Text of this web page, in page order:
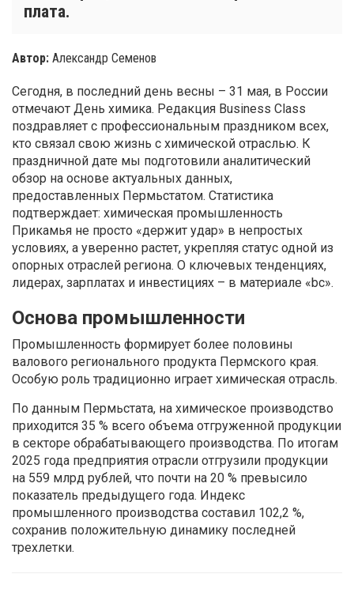
плата.
Автор: Александр Семенов
Сегодня, в последний день весны – 31 мая, в России
отмечают День химика. Редакция Business Class
поздравляет с профессиональным праздником всех,
кто связал свою жизнь с химической отраслью. К
праздничной дате мы подготовили аналитический
обзор на основе актуальных данных,
предоставленных Пермьстатом. Статистика
подтверждает: химическая промышленность
Прикамья не просто «держит удар» в непростых
условиях, а уверенно растет, укрепляя статус одной из
опорных отраслей региона. О ключевых тенденциях,
лидерах, зарплатах и инвестициях – в материале «bc».
Основа промышленности
Промышленность формирует более половины
валового регионального продукта Пермского края.
Особую роль традиционно играет химическая отрасль.
По данным Пермьстата, на химическое производство
приходится 35 % всего объема отгруженной продукции
в секторе обрабатывающего производства. По итогам
2025 года предприятия отрасли отгрузили продукции
на 559 млрд рублей, что почти на 20 % превысило
показатель предыдущего года. Индекс
промышленного производства составил 102,2 %,
сохранив положительную динамику последней
трехлетки.